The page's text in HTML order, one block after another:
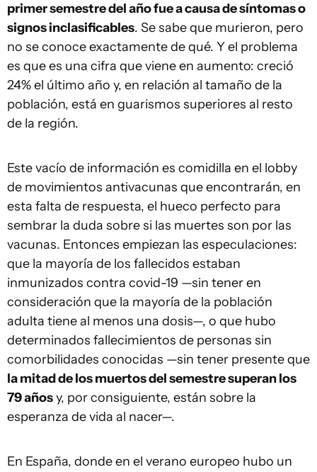
primer semestre del año fue a causa de síntomas o
signos inclasificables. Se sabe que murieron, pero
no se conoce exactamente de qué. Y el problema
es que es una cifra que viene en aumento: creció
24% el último año y, en relación al tamaño de la
población, está en guarismos superiores al resto
de la región.
Este vacío de información es comidilla en el lobby
de movimientos antivacunas que encontrarán, en
esta falta de respuesta, el hueco perfecto para
sembrar la duda sobre si las muertes son por las
vacunas. Entonces empiezan las especulaciones:
que la mayoría de los fallecidos estaban
inmunizados contra covid-19 —sin tener en
consideración que la mayoría de la población
adulta tiene al menos una dosis—, o que hubo
determinados fallecimientos de personas sin
comorbilidades conocidas —sin tener presente que
la mitad de los muertos del semestre superan los
79 añosy, por consiguiente, están sobre la
esperanza de vida al nacer—.
En España, donde en el verano europeo hubo un